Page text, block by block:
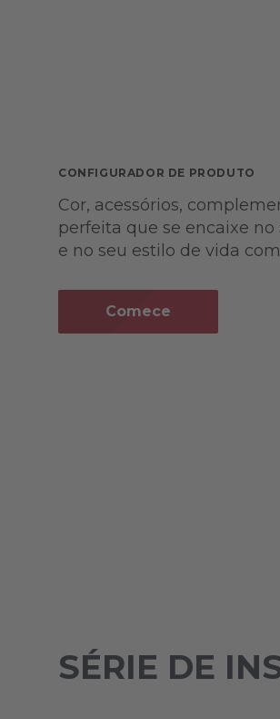
CONFIGURADOR DE PRODUTO
Cor, acessórios,
perfeita que se encaixe no
e no seu estilo de vida
Comece
SÉRIE DE